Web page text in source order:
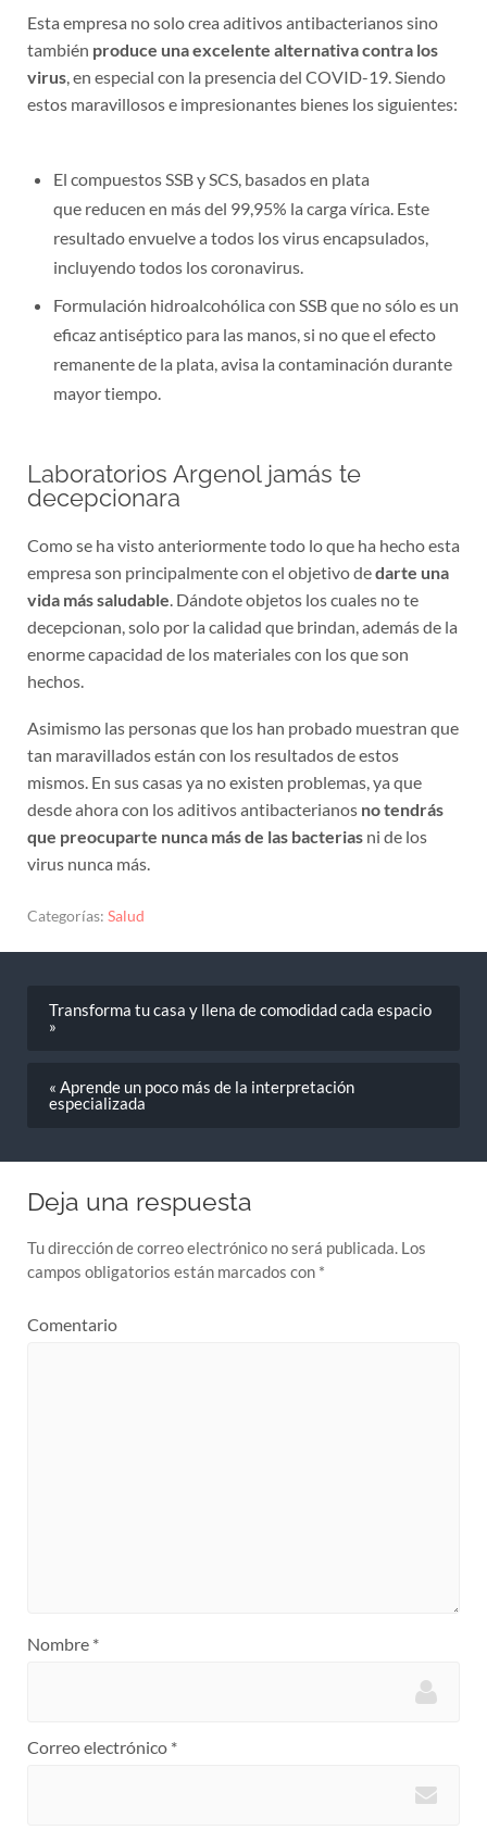
Esta empresa no solo crea aditivos antibacterianos sino
también produce una excelente alternativa contra los
virus , en especial con la presencia del COVID-19. Siendo
estos maravillosos e impresionantes bienes los siguientes:
El compuestos SSB y SCS, basados en plata
que reducen en más del 99,95% la carga vírica. Este
resultado envuelve a todos los virus encapsulados,
incluyendo todos los coronavirus.
Formulación hidroalcohólica con SSB que no sólo es un
eficaz antiséptico para las manos, si no que el efecto
remanente de la plata, avisa la contaminación durante
mayor tiempo.
Laboratorios Argenol jamás te
decepcionara
Como se ha visto anteriormente todo lo que ha hecho esta
empresa son principalmente con el objetivo dedarte una
vida más saludable . Dándote objetos los cuales no te
decepcionan, solo por la calidad que brindan, además de la
enorme capacidad de los materiales con los que son
hechos.
Asimismo las personas que los han probado muestran que
tan maravillados están con los resultados de estos
mismos. En sus casas ya no existen problemas, ya que
desde ahora con los aditivos antibacterianos no tendrás
que preocuparte nunca más de las bacterias ni de los
virus nunca más.
Categorías: Salud
Transforma tu casa y llena de comodidad cada espacio
»
« Aprende un poco más de la interpretación
especializada
Deja una respuesta
Tu dirección de correo electrónico no será publicada. Los
campos obligatorios están marcados con *
Comentario
Nombre *
Correo electrónico *